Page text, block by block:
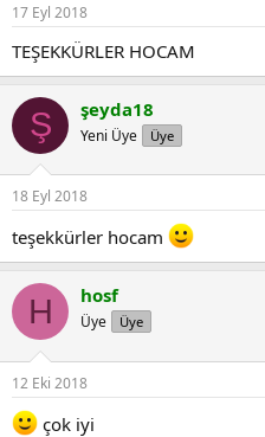
s
17 Eyl 2018
TEŞEKKÜRLER HOCAM
Ş şeyda18
Yeni Üye Üye
18 Eyl 2018
teşekkürler hocam
H hosf
Üye Üye
12 Eki 2018
çok iyi